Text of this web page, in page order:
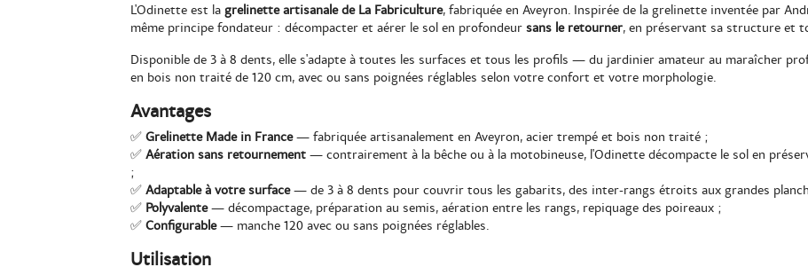
L'Odinette est la grelinette artisanale de La Fabriculture, fabriquée en Aveyron. Inspirée de la grelinette inventée par
même principe fondateur : décompacter et aérer le sol en profondeur sans le retourner, en préservant sa structure et
Disponible de 3 à 8 dents, elle s'adapte à toutes les surfaces et tous les profils — du jardinier amateur au maraîcher
en bois non traité de 120 cm, avec ou sans poignées réglables selon votre confort et votre morphologie.
Avantages
✅ Grelinette Made in France— fabriquée artisanalement en Aveyron, acier trempé et bois non traité ;
✅ Aération sans retournement — contrairement à la bêche ou à la motobineuse, l'Odinette décompacte le sol en
;
✅ Adaptable à votre surface— de 3 à 8 dents pour couvrir tous les gabarits, des inter-rangs étroits aux grandes
✅ Polyvalente— décompactage, préparation au semis, aération entre les rangs, repiquage des poireaux ;
✅ Configurable— manche 120 avec ou sans poignées réglables.
Utilisation